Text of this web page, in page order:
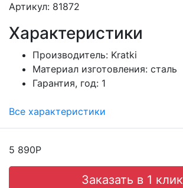
Артикул: 81872
Характеристики
Производитель: Kratki
Материал изготовления: сталь
Гарантия, год: 1
Все характеристики
5 890Р
Заказать в 1 клик